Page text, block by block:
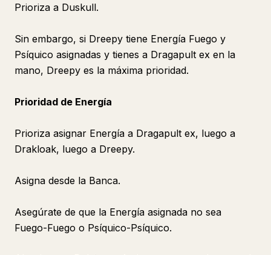
Prioriza a Duskull.
Sin embargo, si Dreepy tiene Energía Fuego y
Psíquico asignadas y tienes a Dragapult ex en la
mano, Dreepy es la máxima prioridad.
Prioridad de Energía
Prioriza asignar Energía a Dragapult ex, luego a
Drakloak, luego a Dreepy.
Asigna desde la Banca.
Asegúrate de que la Energía asignada no sea
Fuego-Fuego o Psíquico-Psíquico.